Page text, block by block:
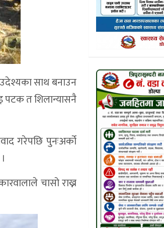
साथ बनाउन
पटक त शिलान्यासनै
गरेपछि पुनःअर्को
चासो राख्न